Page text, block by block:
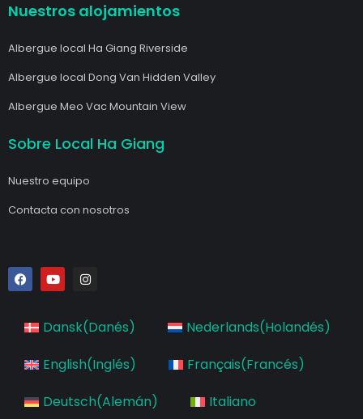
Nuestros alojamientos
Albergue local Ha Giang Riverside
Albergue local Dong Van Hidden Valley
Albergue Meo Vac Mountain View
Sobre Local Ha Giang
Nuestro equipo
Contacta con nosotros
F
a
c
b
o
k
Y
o
u
u
b
I
n
a
g
a
m
Dansk(Danés) Nederlands(Holandés)
English(Inglés) Français(Francés)
Deutsch(Alemán) Italiano